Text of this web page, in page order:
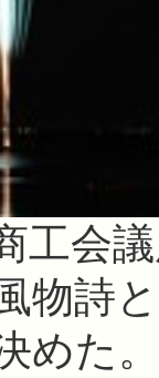
会
物詩
めた